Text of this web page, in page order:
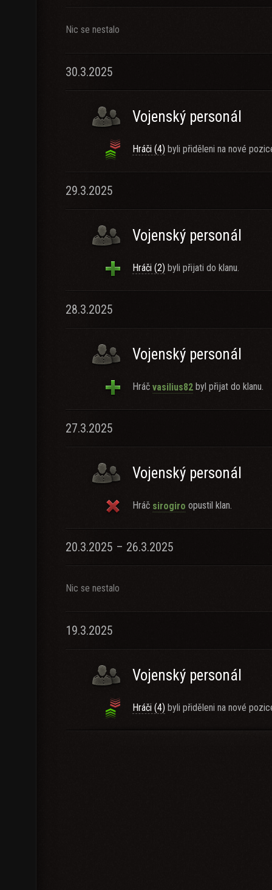
Nic se nestalo
30.3.2025
Vojenský personál
Hráči (4) byli přiděleni na nové
29.3.2025
Vojenský personál
Hráči (2) byli přijati do klanu.
28.3.2025
Vojenský personál
Hráč vasilius82 byl přijat do klanu.
27.3.2025
Vojenský personál
Hráč sirogiro opustil klan.
20.3.2025 – 26.3.2025
Nic se nestalo
19.3.2025
Vojenský personál
Hráči (4) byli přiděleni na nové